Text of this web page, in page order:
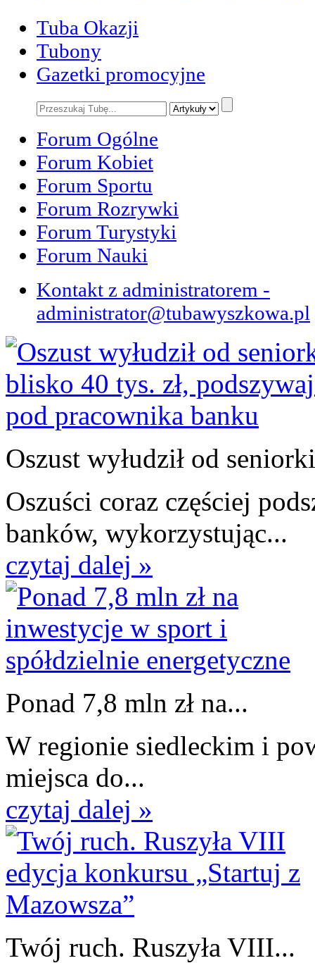
Tuba Okazji
Tubony
Gazetki promocyjne
Forum Ogólne
Forum Kobiet
Forum Sportu
Forum Rozrywki
Forum Turystyki
Forum Nauki
Kontakt z administratorem -
administrator@tubawyszkowa.pl
Oszust wyłudził od
Oszuści coraz częściej
banków, wykorzystując...
czytaj dalej »
Ponad 7,8 mln zł na...
W regionie siedleckim i
miejsca do...
czytaj dalej »
Twój ruch. Ruszyła VIII...